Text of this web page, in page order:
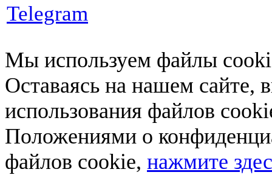
Telegram
Мы используем файлы
Оставаясь на нашем сайте,
использования файлов
Положениями о
файлов cookie, нажмите